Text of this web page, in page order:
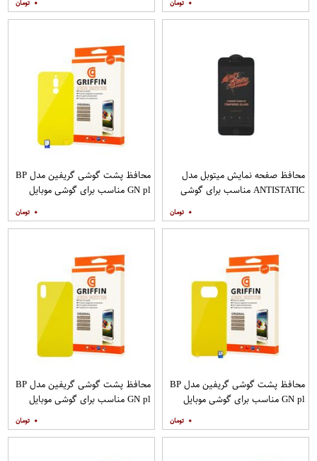
محافظ صفحه نمایش میتوبل مدل
ANTISTATIC مناسب برای گوشی
۰
محافظ پشت گوشی گریفین مدل BP
GN pl مناسب برای گوشی موبایل
۰
محافظ پشت گوشی گریفین مدل BP
GN pl مناسب برای گوشی موبایل
۰
محافظ پشت گوشی گریفین مدل BP
GN pl مناسب برای گوشی موبایل
۰